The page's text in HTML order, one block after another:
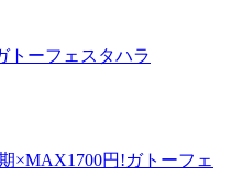
トーフェスタハラ
×MAX1700円!ガトーフェ